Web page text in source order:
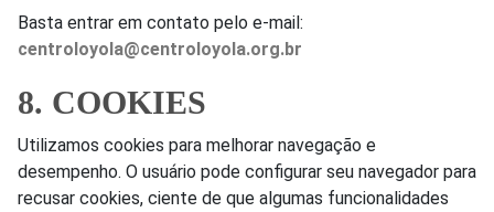
Basta entrar em contato pelo e-mail:
centroloyola@centroloyola.org.br
8. COOKIES
Utilizamos cookies para melhorar navegação e
desempenho. O usuário pode configurar seu navegador para
recusar cookies, ciente de que algumas funcionalidades